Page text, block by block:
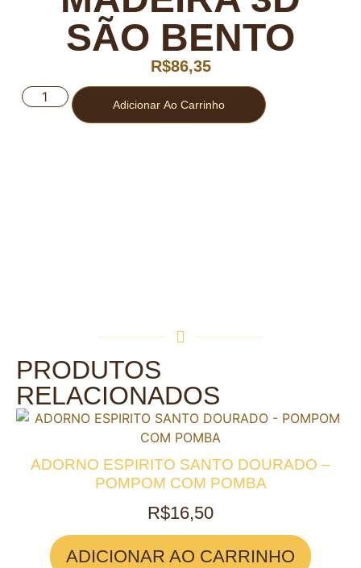
SÃO BENTO
R$86,35
Adicionar Ao Carrinho
PRODUTOS
RELACIONADOS
ADORNO ESPIRITO SANTO DOURADO –
POMPOM COM POMBA
R$16,50
ADICIONAR AO CARRINHO